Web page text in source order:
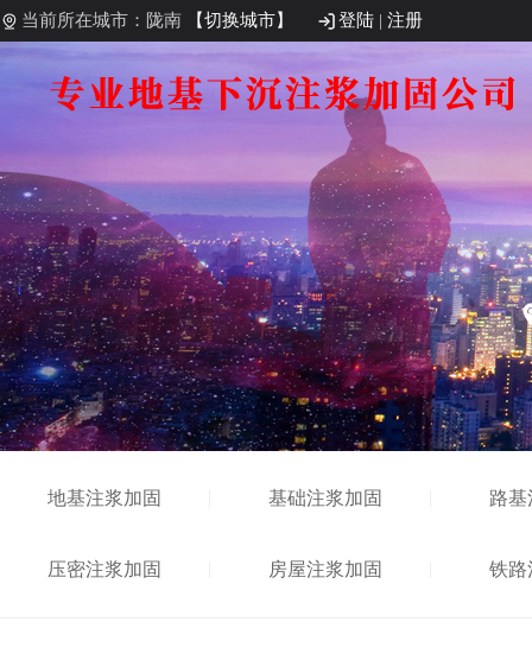
当前所在城市：陇南 【切换城市】 登陆 | 注册
地基注浆加固 基础注浆加固 路基
压密注浆加固 房屋注浆加固 铁路